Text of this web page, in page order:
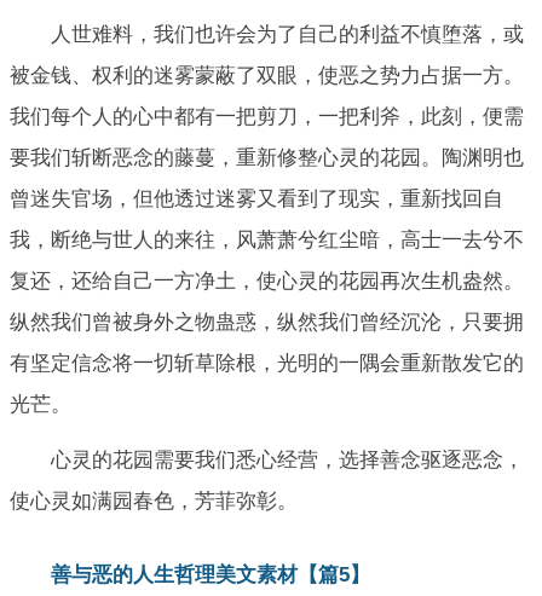
人世难料，我们也许会为了自己的利益不慎堕落，或
被金钱、权利的迷雾蒙蔽了双眼，使恶之势力占据一方。
我们每个人的心中都有一把剪刀，一把利斧，此刻，便需
要我们斩断恶念的藤蔓，重新修整心灵的花园。陶渊明也
曾迷失官场，但他透过迷雾又看到了现实，重新找回自
我，断绝与世人的来往，风萧萧兮红尘暗，高士一去兮不
复还，还给自己一方净土，使心灵的花园再次生机盎然。
纵然我们曾被身外之物蛊惑，纵然我们曾经沉沦，只要拥
有坚定信念将一切斩草除根，光明的一隅会重新散发它的
光芒。
心灵的花园需要我们悉心经营，选择善念驱逐恶念，
使心灵如满园春色，芳菲弥彰。
善与恶的人生哲理美文素材【篇5】